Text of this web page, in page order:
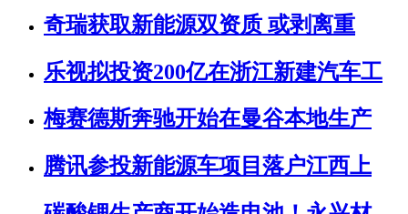
奇瑞获取新能源双资质 或剥离重
乐视拟投资200亿在浙江新建汽车工
梅赛德斯奔驰开始在曼谷本地生产
腾讯参投新能源车项目落户江西上